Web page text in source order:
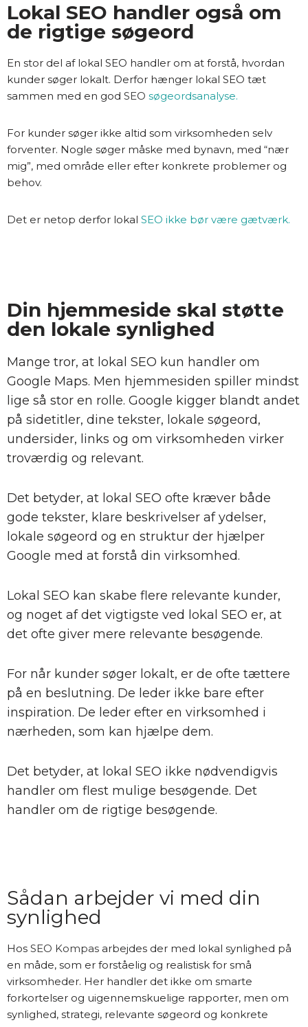
Lokal SEO handler også om
de rigtige søgeord
En stor del af lokal SEO handler om at forstå, hvordan
kunder søger lokalt. Derfor hænger lokal SEO tæt
sammen med en god SEO søgeordsanalyse.
For kunder søger ikke altid som virksomheden selv
forventer. Nogle søger måske med bynavn, med “nær
mig”, med område eller efter konkrete problemer og
behov.
Det er netop derfor lokal SEO ikke bør være gætværk.
Din hjemmeside skal støtte
den lokale synlighed
Mange tror, at lokal SEO kun handler om
Google Maps. Men hjemmesiden spiller mindst
lige så stor en rolle. Google kigger blandt andet
på sidetitler, dine tekster, lokale søgeord,
undersider, links og om virksomheden virker
troværdig og relevant.
Det betyder, at lokal SEO ofte kræver både
gode tekster, klare beskrivelser af ydelser,
lokale søgeord og en struktur der hjælper
Google med at forstå din virksomhed.
Lokal SEO kan skabe flere relevante kunder,
og noget af det vigtigste ved lokal SEO er, at
det ofte giver mere relevante besøgende.
For når kunder søger lokalt, er de ofte tættere
på en beslutning. De leder ikke bare efter
inspiration. De leder efter en virksomhed i
nærheden, som kan hjælpe dem.
Det betyder, at lokal SEO ikke nødvendigvis
handler om flest mulige besøgende. Det
handler om de rigtige besøgende.
Sådan arbejder vi med din
synlighed
Hos SEO Kompas arbejdes der med lokal synlighed på
en måde, som er forståelig og realistisk for små
virksomheder. Her handler det ikke om smarte
forkortelser og uigennemskuelige rapporter, men om
synlighed, strategi, relevante søgeord og konkrete